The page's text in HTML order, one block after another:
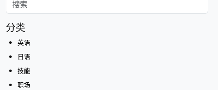
分类
英语
日语
技能
职场